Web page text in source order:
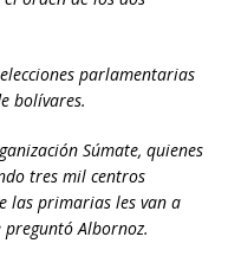
parlamentarias
bolívares.
Súmate, quienes
tres mil centros
las primarias les van a
preguntó Albornoz.